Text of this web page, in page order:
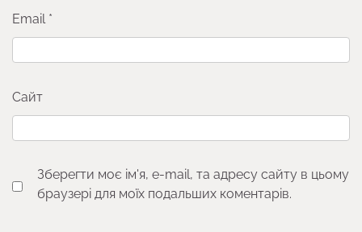
Email *
Сайт
Зберегти моє ім'я, e-mail, та адресу сайту в цьому
браузері для моїх подальших коментарів.